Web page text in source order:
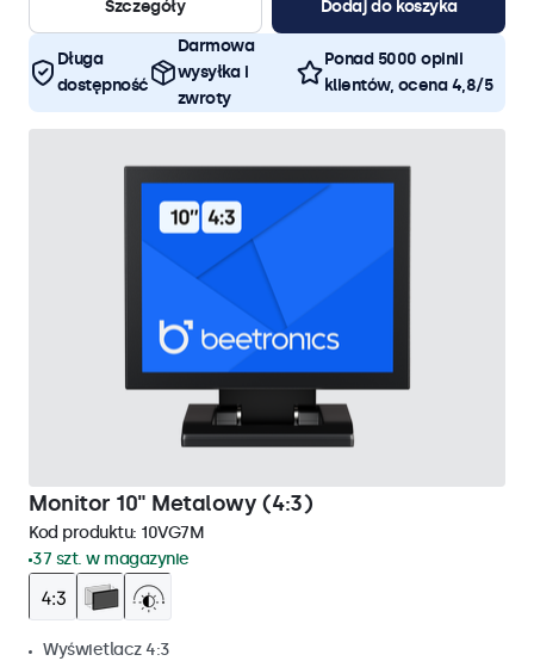
Szczegóły Dodaj do koszyka
Długa
dostępność
Darmowa
wysyłka i
zwroty
Ponad 5000 opinii
klientów, ocena 4,8/5
Monitor 10" Metalowy (4:3)
Kod produktu: 10VG7M
37 szt. w magazynie
Wyświetlacz 4:3